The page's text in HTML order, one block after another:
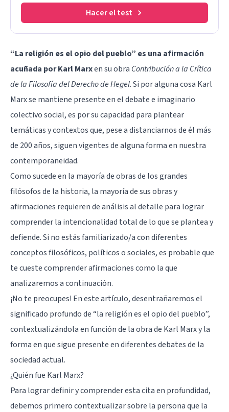
Hacer el test
“La religión es el opio del pueblo” es una afirmación
acuñada porKarl Marxen su obra Contribución a la Crítica
de la Filosofía del Derecho de Hegel. Si por alguna cosa Karl
Marx se mantiene presente en el debate e imaginario
colectivo social, es por su capacidad para plantear
temáticas y contextos que, pese a distanciarnos de él más
de 200 años, siguen vigentes de alguna forma en nuestra
contemporaneidad.
Como sucede en la mayoría de obras de los grandes
filósofos de la historia, la mayoría de sus obras y
afirmaciones requieren de análisis al detalle para lograr
comprender la intencionalidad total de lo que se plantea y
defiende. Si no estás familiarizado/a con diferentes
conceptos filosóficos, políticos o sociales, es probable que
te cueste comprender afirmaciones como la que
analizaremos a continuación.
¡No te preocupes! En este artículo, desentrañaremos el
significado profundo de “la religión es el opio del pueblo”,
contextualizándola en función de la obra de Karl Marx y la
forma en que sigue presente en diferentes debates de la
sociedad actual.
¿Quién fue Karl Marx?
Para lograr definir y comprender esta cita en profundidad,
debemos primero contextualizar sobre la persona que la